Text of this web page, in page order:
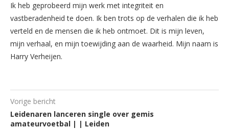
Ik heb geprobeerd mijn werk met integriteit en
vastberadenheid te doen. Ik ben trots op de verhalen die ik heb
verteld en de mensen die ik heb ontmoet. Dit is mijn leven,
mijn verhaal, en mijn toewijding aan de waarheid. Mijn naam is
Harry Verheijen.
Vorige bericht
Leidenaren lanceren single over gemis
amateurvoetbal | | Leiden